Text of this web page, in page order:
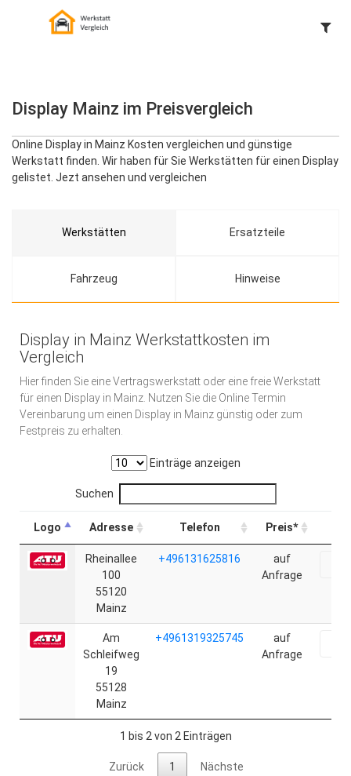
Display Mainz im Preisvergleich
Online Display in Mainz Kosten vergleichen und günstige
Werkstatt finden. Wir haben für Sie Werkstätten für einen Display
gelistet. Jezt ansehen und vergleichen
Werkstätten Ersatzteile
Fahrzeug Hinweise
Display in Mainz Werkstattkosten im
Vergleich
Hier finden Sie eine Vertragswerkstatt oder eine freie Werkstatt
für einen Display in Mainz. Nutzen Sie die Online Termin
Vereinbarung um einen Display in Mainz günstig oder zum
Festpreis zu erhalten.
Einträge anzeigen
Suchen
Logo Adresse Telefon Preis*
Rheinallee
100
55120
Mainz
+496131625816
auf
Anfrage
Am
Schleifweg
19
55128
Mainz
+4961319325745
auf
Anfrage
1 bis 2 von 2 Einträgen
Zurück 1 Nächste